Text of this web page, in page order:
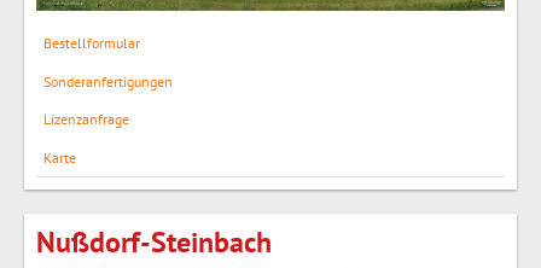
Bestellformular
Sonderanfertigungen
Lizenzanfrage
Karte
Nußdorf-Steinbach